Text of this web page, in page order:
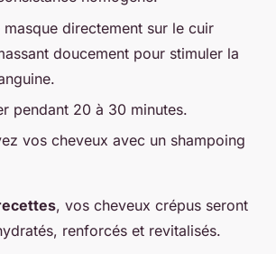
directement sur le cuir
doucement pour stimuler la
pendant 20 à 30 minutes.
vos cheveux avec un shampoing
, vos cheveux crépus seront
renforcés et revitalisés.